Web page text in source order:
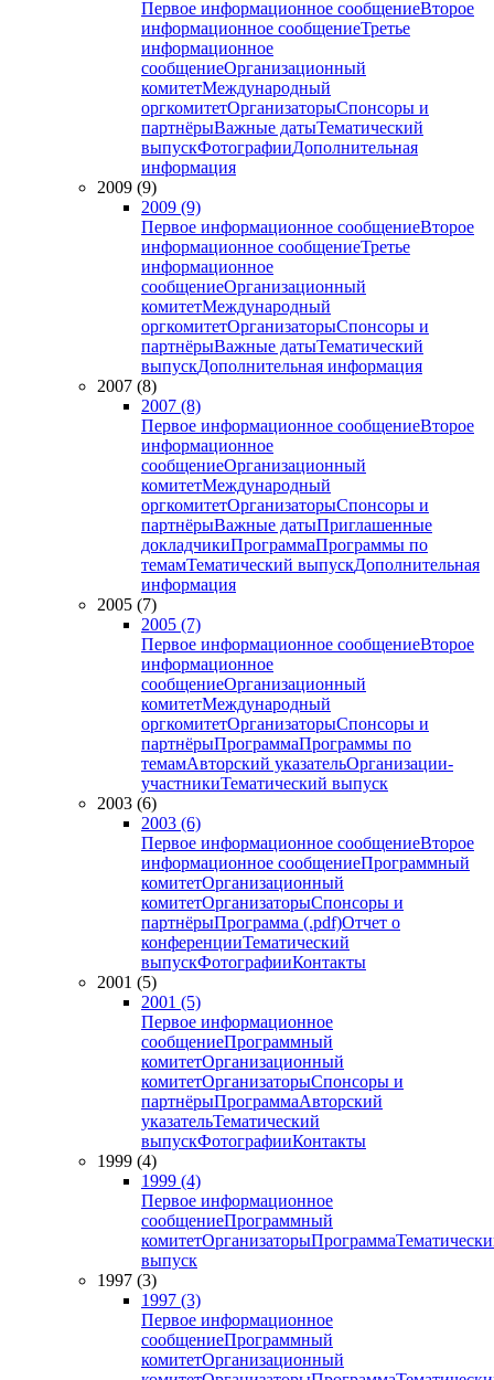
Первое информационное сообщениеВторое
информационное сообщениеТретье
информационное
сообщениеОрганизационный
комитетМеждународный
оргкомитетОрганизаторыСпонсоры и
партнёрыВажные датыТематический
выпускФотографииДополнительная
информация
2009 (9)
2009 (9)
Первое информационное сообщениеВторое
информационное сообщениеТретье
информационное
сообщениеОрганизационный
комитетМеждународный
оргкомитетОрганизаторыСпонсоры и
партнёрыВажные датыТематический
выпускДополнительная информация
2007 (8)
2007 (8)
Первое информационное сообщениеВторое
информационное
сообщениеОрганизационный
комитетМеждународный
оргкомитетОрганизаторыСпонсоры и
партнёрыВажные датыПриглашенные
докладчикиПрограммаПрограммы по
темамТематический выпускДополнительная
информация
2005 (7)
2005 (7)
Первое информационное сообщениеВторое
информационное
сообщениеОрганизационный
комитетМеждународный
оргкомитетОрганизаторыСпонсоры и
партнёрыПрограммаПрограммы по
темамАвторский указательОрганизации-
участникиТематический выпуск
2003 (6)
2003 (6)
Первое информационное сообщениеВторое
информационное сообщениеПрограммный
комитетОрганизационный
комитетОрганизаторыСпонсоры и
партнёрыПрограмма (.pdf)Отчет о
конференцииТематический
выпускФотографииКонтакты
2001 (5)
2001 (5)
Первое информационное
сообщениеПрограммный
комитетОрганизационный
комитетОрганизаторыСпонсоры и
партнёрыПрограммаАвторский
указательТематический
выпускФотографииКонтакты
1999 (4)
1999 (4)
Первое информационное
сообщениеПрограммный
комитетОрганизаторыПрограмма
выпуск
1997 (3)
1997 (3)
Первое информационное
сообщениеПрограммный
комитетОрганизационный